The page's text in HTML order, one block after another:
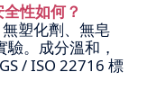
性如何？
塑化劑、無皂
。成分溫和，
/ ISO 22716 標